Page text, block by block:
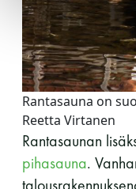
Rantasauna on
Reetta Virtanen
Rantasaunan
pihasauna.